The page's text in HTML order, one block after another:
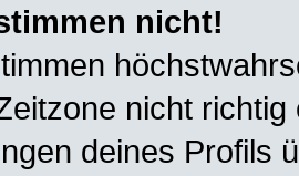
nicht!
nicht
deines Profils